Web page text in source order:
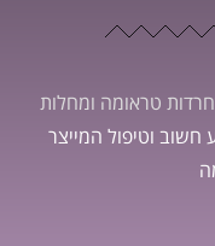
טראומה ומחלות
חשוב וטיפול המייצר